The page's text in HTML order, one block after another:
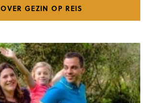
OVER GEZIN OP REIS